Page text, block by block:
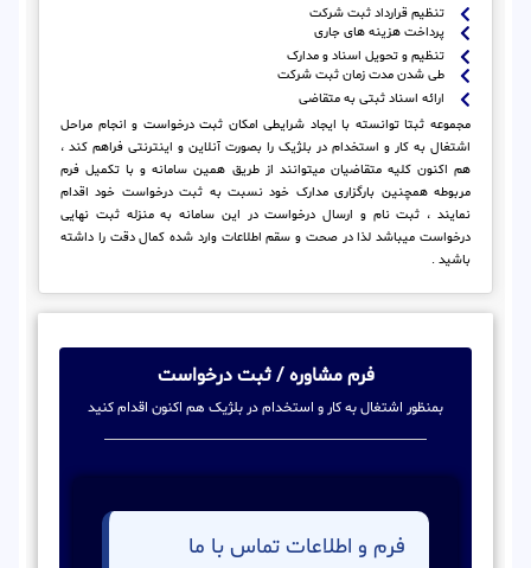
تنظیم قرارداد ثبت شرکت
پرداخت هزینه های جاری
تنظیم و تحویل اسناد و مدارک
طی شدن مدت زمان ثبت شرکت
ارائه اسناد ثبتی به متقاضی
مجموعه ثبتا توانسته با ایجاد شرایطی امکان ثبت درخواست و انجام مراحل
اشتغال به کار و استخدام در بلژیک را بصورت آنلاین و اینترنتی فراهم کند ،
هم اکنون کلیه متقاضیان میتوانند از طریق همین سامانه و با تکمیل فرم
مربوطه همچنین بارگزاری مدارک خود نسبت به ثبت درخواست خود اقدام
نمایند ، ثبت نام و ارسال درخواست در این سامانه به منزله ثبت نهایی
درخواست میباشد لذا در صحت و سقم اطلاعات وارد شده کمال دقت را داشته
باشید .
فرم مشاوره / ثبت درخواست
بمنظور اشتغال به کار و استخدام در بلژیک هم اکنون اقدام کنید
فرم و اطلاعات تماس با ما